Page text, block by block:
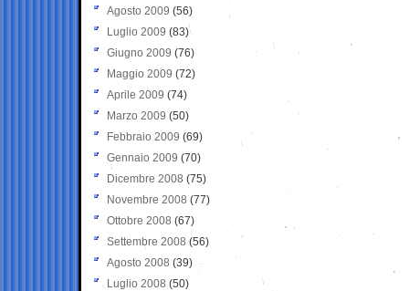
Agosto 2009 (56)
Luglio 2009 (83)
Giugno 2009 (76)
Maggio 2009 (72)
Aprile 2009 (74)
Marzo 2009 (50)
Febbraio 2009 (69)
Gennaio 2009 (70)
Dicembre 2008 (75)
Novembre 2008 (77)
Ottobre 2008 (67)
Settembre 2008 (56)
Agosto 2008 (39)
Luglio 2008 (50)